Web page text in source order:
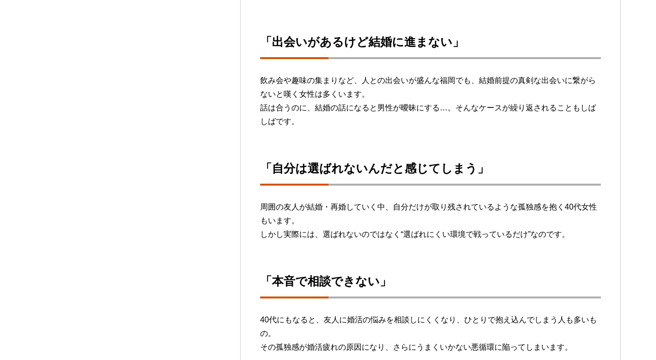
「出会いがあるけど結婚に進まない」
飲み会や趣味の集まりなど、人との出会いが盛んな福岡でも、結婚前提の真剣な出会いに繋がら
ないと嘆く女性は多くいます。
話は合うのに、結婚の話になると男性が曖昧にする…。そんなケースが繰り返されることもしば
しばです。
「自分は選ばれないんだと感じてしまう」
周囲の友人が結婚・再婚していく中、自分だけが取り残されているような孤独感を抱く40代女性
もいます。
しかし実際には、選ばれないのではなく“選ばれにくい環境で戦っているだけ”なのです。
「本音で相談できない」
40代にもなると、友人に婚活の悩みを相談しにくくなり、ひとりで抱え込んでしまう人も多いも
の。
その孤独感が婚活疲れの原因になり、さらにうまくいかない悪循環に陥ってしまいます。